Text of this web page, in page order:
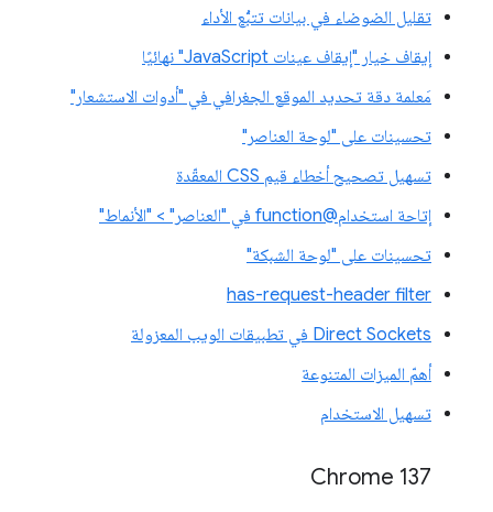
تقليل الضوضاء في بيانات تتبُّع الأداء
إيقاف خيار "إيقاف عينات JavaScript" نهائيًا
مَعلمة دقة تحديد الموقع الجغرافي في "أدوات الاستشعار"
تحسينات على "لوحة العناصر"
تسهيل تصحيح أخطاء قيم CSS المعقّدة
إتاحة استخدام@function في "العناصر" > "الأنماط"
تحسينات على "لوحة الشبكة"
has-request-header filter
Direct Sockets في تطبيقات الويب المعزولة
أهمّ الميزات المتنوعة
تسهيل الاستخدام
‫Chrome 137